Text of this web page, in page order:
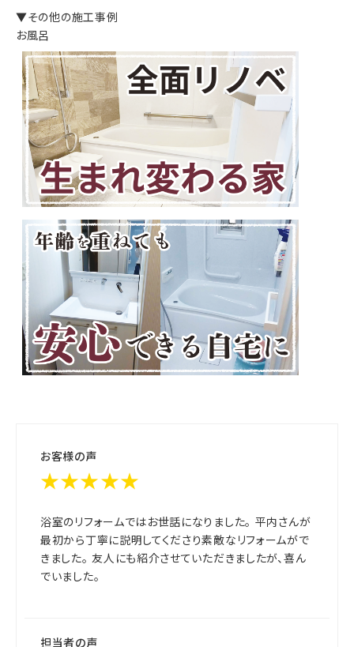
▼その他の施工事例
お風呂
お客様の声
★★★★★
浴室のリフォームではお世話になりました。 平内さんが
最初から丁寧に説明してくださり素敵なリフォームがで
きました。 友人にも紹介させていただきましたが、喜ん
でいました。
担当者の声